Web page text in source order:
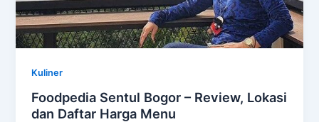
Kuliner
Foodpedia Sentul Bogor – Review, Lokasi
dan Daftar Harga Menu